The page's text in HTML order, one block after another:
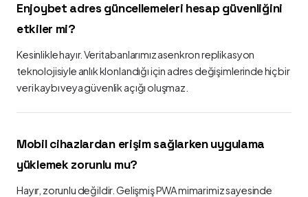
Enjoybet adres güncellemeleri hesap güvenliğini
etkiler mi?
Kesinlikle hayır. Veritabanlarımız asenkron replikasyon
teknolojisiyle anlık klonlandığı için adres değişimlerinde hiçbir
veri kaybı veya güvenlik açığı oluşmaz.
Mobil cihazlardan erişim sağlarken uygulama
yüklemek zorunlu mu?
Hayır, zorunlu değildir. Gelişmiş PWA mimarimiz sayesinde